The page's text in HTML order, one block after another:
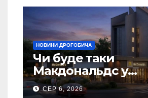
НОВИНИ ДРОГОБИЧА
Чи буде таки
Макдональдс у
Дрогобичі? (Фото)
СЕР 6, 2026